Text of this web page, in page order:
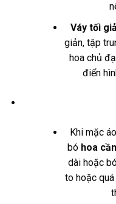
Váy tối
giản, tập
hoa chủ
điển
Khi mặc
bó hoa
dài hoặc
to hoặc